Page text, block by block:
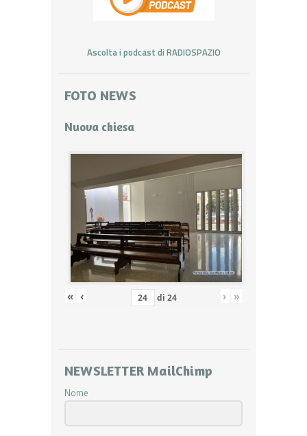
Ascolta i podcast di RADIOSPAZIO
FOTO NEWS
Nuova chiesa
« ‹ di 24 › »
NEWSLETTER MailChimp
Nome